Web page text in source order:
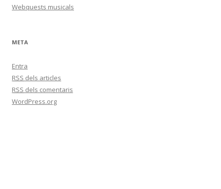
Webquests musicals
META
Entra
RSS dels articles
RSS dels comentaris
WordPress.org